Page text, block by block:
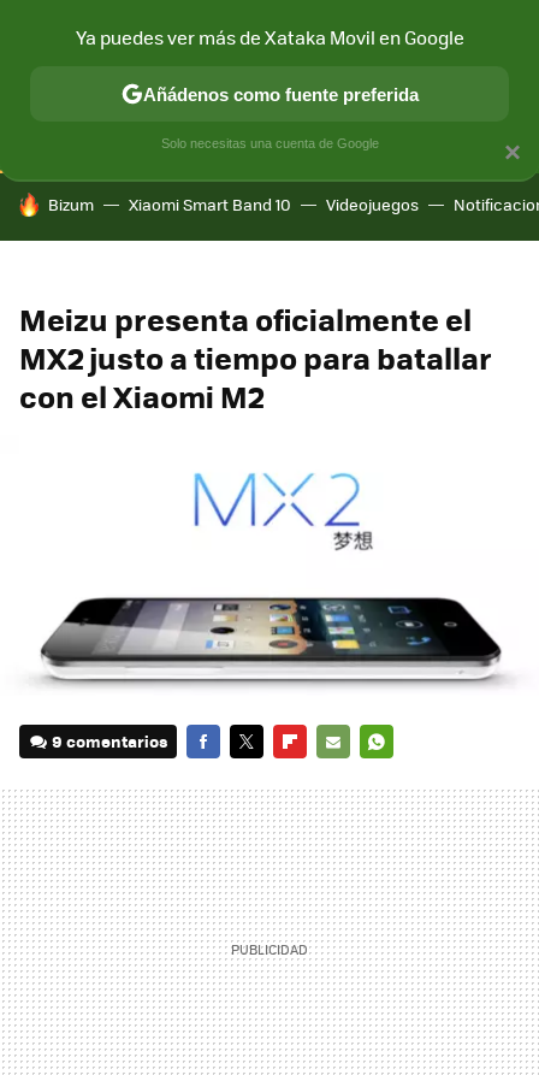
CONECTIVIDAD MÓVIL Y SOCIEDAD APLICACIONES
HOY SE HABLA DE
Bizum Xiaomi Smart Band 10 Videojuegos
Meizu presenta oficialmente el
MX2 justo a tiempo para batallar
con el Xiaomi M2
9 comentarios
MAIL
×
Ya puedes ver más de Xataka Movil en Google
Añádenos como fuente preferida
Solo necesitas una cuenta de Google